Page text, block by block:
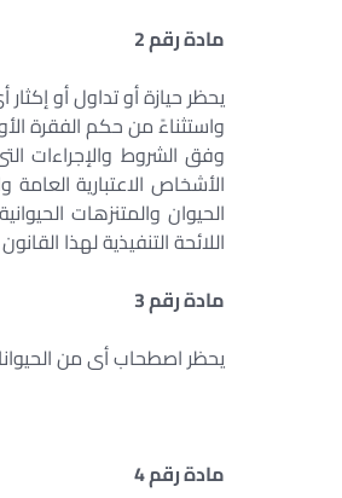
مادة رقم 2
يحظر حيازة أو تداول أو
واستثناءً من حكم الفقرة
وفق الشروط والإجراءات
الأشخاص الاعتبارية
الحيوان والمتنزهات
اللائحة التنفيذية لهذا
مادة رقم 3
يحظر اصطحاب أى من
مادة رقم 4